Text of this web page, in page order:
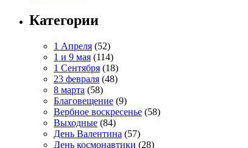
Категории
1 Апреля (52)
1 и 9 мая (114)
1 Сентября (18)
23 февраля (48)
8 марта (58)
Благовещение (9)
Вербное воскресенье (58)
Выходные (84)
День Валентина (57)
День космонавтики (28)